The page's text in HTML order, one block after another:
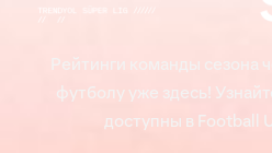
Рейтинги команды сезона
футболу уже здесь!
доступны в Football